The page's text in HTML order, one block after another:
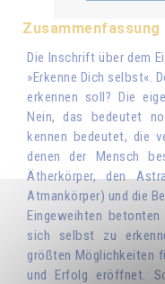
Zusammenfassung
Die Inschrift über dem
»Erkenne Dich selbst«.
erkennen soll? Die
Nein, das bedeutet
kennen bedeutet, die
denen der Mensch
Ätherkörper, den
Atmankörper) und die
Eingeweihten
sich selbst zu
größten Möglichkeiten
und Erfolg eröffnet.